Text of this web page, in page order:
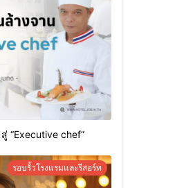
“Executive chef”
รอบรั้วโรงแรมและรีสอร์ท